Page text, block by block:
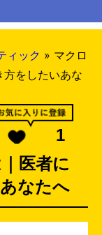
ィック » マクロ
方をしたいあな
1
医者に
なたへ